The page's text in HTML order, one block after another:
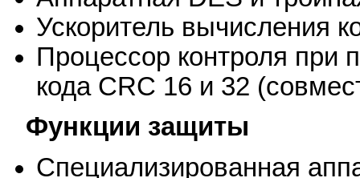
Ускоритель вычисления
Процессор контроля при
кода CRC 16 и 32
Функции защиты
Специализированная